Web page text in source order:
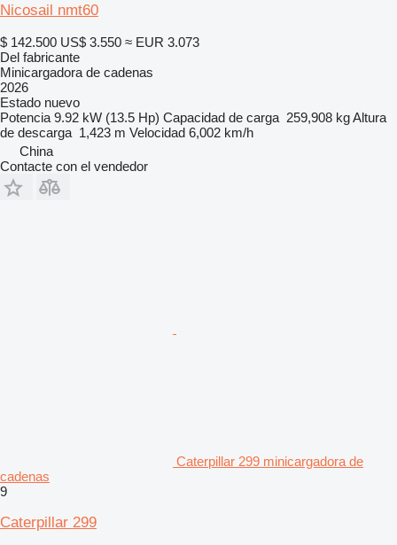
Nicosail nmt60
$ 142.500 US$ 3.550 ≈ EUR 3.073
Del fabricante
Minicargadora de cadenas
2026
Estado nuevo
Potencia 9.92 kW (13.5 Hp) Capacidad de carga 259,908 kgAltura
de descarga 1,423 m Velocidad 6,002 km/h
China
Contacte con el vendedor
Caterpillar 299 minicargadora de
cadenas
9
Caterpillar 299